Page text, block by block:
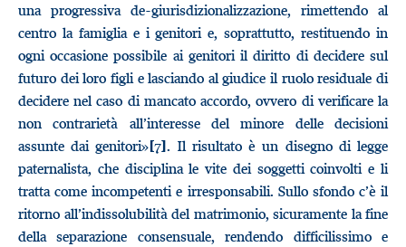
una progressiva de-giurisdizionalizzazione, rimettendo al
centro la famiglia e i genitori e, soprattutto, restituendo in
ogni occasione possibile ai genitori il diritto di decidere sul
futuro dei loro figli e lasciando al giudice il ruolo residuale di
decidere nel caso di mancato accordo, ovvero di verificare la
non contrarietà all’interesse del minore delle decisioni
assunte dai genitori»[7]. Il risultato è un disegno di legge
paternalista, che disciplina le vite dei soggetti coinvolti e li
tratta come incompetenti e irresponsabili. Sullo sfondo c’è il
ritorno all’indissolubilità del matrimonio, sicuramente la fine
della separazione consensuale, rendendo difficilissimo e